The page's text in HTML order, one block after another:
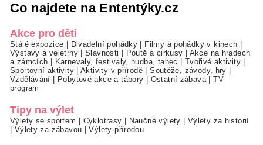
Co najdete na Ententýky.cz
Akce pro děti
Stálé expozice Divadelní pohádky Filmy a pohádky v kinech
Výstavy a veletrhy|Slavnosti Poutě a cirkusy
Akce na hradech
a zámcích
Karnevaly, festivaly, hudba, tanec Tvořivé aktivity
Sportovní aktivity|Aktivity v přírodě |Soutěže, závody, hry
Vzdělávání
Pobytové akce a tábory Ostatní zábava|TV
program
Tipy na výlet
Výlety se sportem Cyklotrasy Naučné výlety
Výlety za historií
Výlety za zábavou |Výlety přírodou